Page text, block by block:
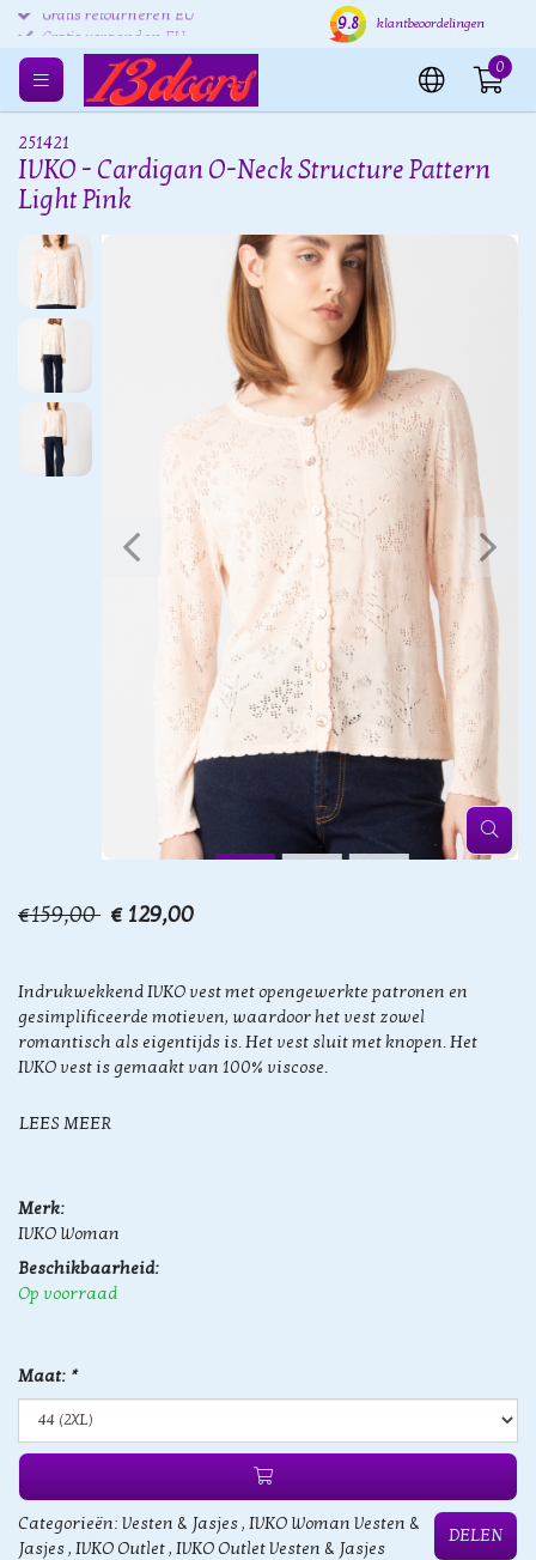
Gratis retourneren EU Verzending binnen 24 uur
9.8 klantbeoordelingen
0
251421
IVKO - Cardigan O-Neck Structure Pattern
Light Pink
€159,00 € 129,00
Indrukwekkend IVKO vest met opengewerkte patronen en
gesimplificeerde motieven, waardoor het vest zowel
romantisch als eigentijds is. Het vest sluit met knopen. Het
IVKO vest is gemaakt van 100% viscose.
LEES MEER
Merk:
IVKO Woman
Beschikbaarheid:
Op voorraad
Maat: *
Categorieën: Vesten & Jasjes, IVKO Woman Vesten &
Jasjes, IVKO Outlet, IVKO Outlet Vesten & Jasjes
DELEN